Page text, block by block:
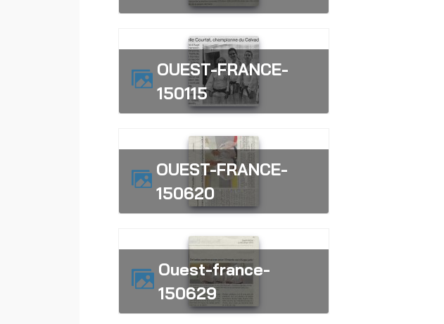
OUEST-FRANCE-
150115
OUEST-FRANCE-
150620
ouest-france-
150629